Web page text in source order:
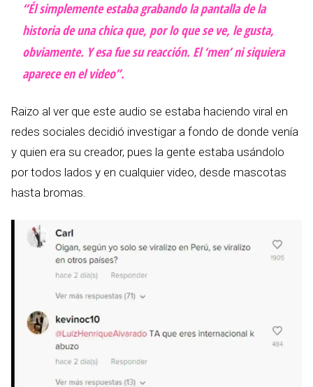
“Él simplemente estaba grabando la pantalla de la
historia de una chica que, por lo que se ve, le gusta,
obviamente. Y esa fue su reacción. El ‘men’ ni siquiera
aparece en el video”.
Raizo al ver que este audio se estaba haciendo viral en
redes sociales decidió investigar a fondo de donde venía
y quien era su creador, pues la gente estaba usándolo
por todos lados y en cualquier video, desde mascotas
hasta bromas.